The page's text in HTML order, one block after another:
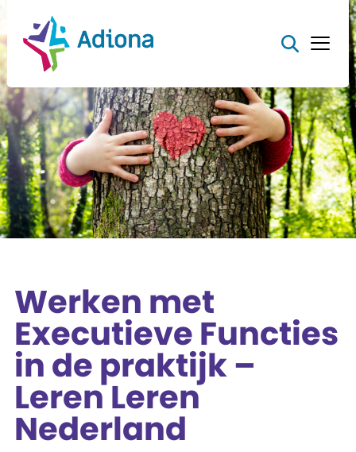
Werken met
Executieve Functies
in de praktijk –
Leren Leren
Nederland